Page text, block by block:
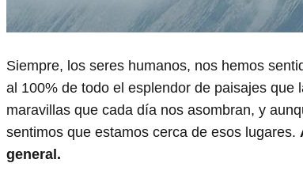
Siempre, los seres humanos, nos hemos
al 100% de todo el esplendor de paisajes
maravillas que cada día nos asombran, y
sentimos que estamos cerca de esos lugares.
general.